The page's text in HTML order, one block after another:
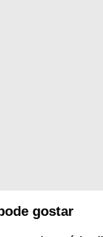
gostar